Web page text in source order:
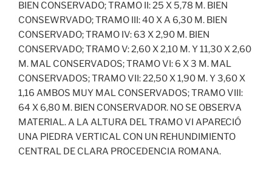
BIEN CONSERVADO; TRAMO II: 25 X 5,78 M. BIEN
CONSEWRVADO; TRAMO III: 40 X A 6,30 M. BIEN
CONSERVADO; TRAMO IV: 63 X 2,90 M. BIEN
CONSERVADO; TRAMO V: 2,60 X 2,10 M. Y 11,30 X 2,60
M. MAL CONSERVADOS; TRAMO VI: 6 X 3 M. MAL
CONSERVADOS; TRAMO VII: 22,50 X 1,90 M. Y 3,60 X
1,16 AMBOS MUY MAL CONSERVADOS; TRAMO VIII:
64 X 6,80 M. BIEN CONSERVADOR. NO SE OBSERVA
MATERIAL. A LA ALTURA DEL TRAMO VI APARECIÓ
UNA PIEDRA VERTICAL CON UN REHUNDIMIENTO
CENTRAL DE CLARA PROCEDENCIA ROMANA.